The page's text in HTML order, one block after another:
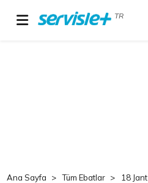
TR
Ana Sayfa Tüm Ebatlar 18 Jant